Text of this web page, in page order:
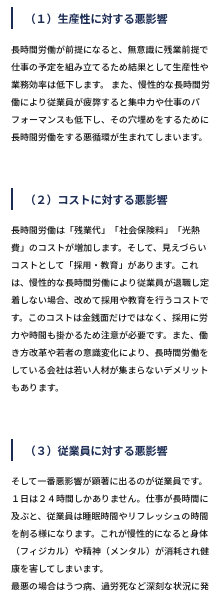
（１）生産性に対する悪影響
長時間労働が前提になると、無意識に残業前提で
仕事の予定を組み立てるため結果として生産性や
業務効率は低下します。 また、慢性的な長時間労
働により従業員が疲弊すると集中力や仕事のパ
フォーマンスも低下し、その穴埋めをするために
長時間労働をする悪循環が生まれてしまいます。
（２）コストに対する悪影響
長時間労働は「残業代」「社会保険料」「光熱
費」のコストが増加します。そして、見えづらい
コストとして「採用・教育」があります。これ
は、慢性的な長時間労働により従業員が退職し定
着しない場合、改めて採用や教育を行うコストで
す。このコストは金銭面だけではなく、採用に労
力や時間も掛かるため注意が必要です。また、働
き方改革や若者の意識変化により、長時間労働を
している会社は若い人材が集まらないデメリット
もあります。
（３）従業員に対する悪影響
そして一番悪影響が顕著に出るのが従業員です。
１日は２４時間しかありません。仕事が長時間に
及ぶと、従業員は睡眠時間やリフレッシュの時間
を削る様になります。これが慢性的になると身体
（フィジカル）や精神（メンタル）が消耗され健
康を害してしまいます。
最悪の場合はうつ病、過労死など深刻な状況に発